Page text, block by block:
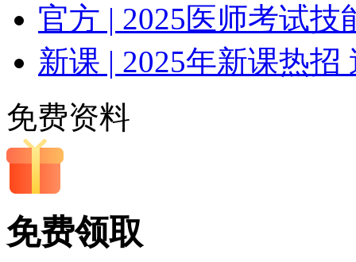
官方 | 2025医师考试
新课 | 2025年新课热招
免费资料
免费领取